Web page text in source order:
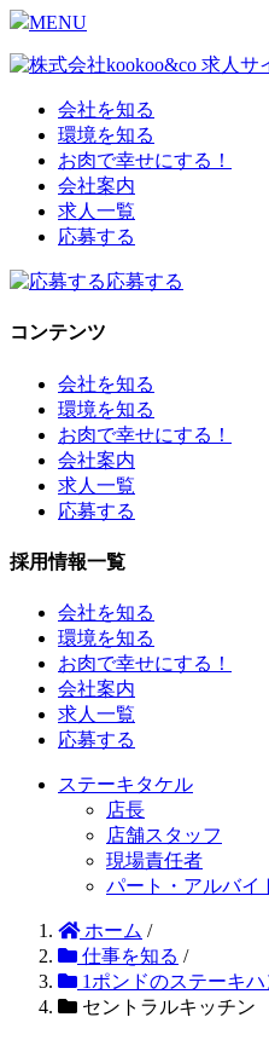
MENU
会社を知る
環境を知る
お肉で幸せにする！
会社案内
求人一覧
応募する
応募する
コンテンツ
会社を知る
環境を知る
お肉で幸せにする！
会社案内
求人一覧
応募する
採用情報一覧
会社を知る
環境を知る
お肉で幸せにする！
会社案内
求人一覧
応募する
ステーキタケル
店長
店舗スタッフ
現場責任者
パート・アルバイ
ホーム /
仕事を知る /
1ポンドのステーキ
セントラルキッチン